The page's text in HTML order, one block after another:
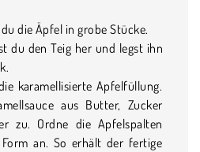
die Äpfel in grobe Stücke.
du den Teig her und legst ihn
karamellisierte Apfelfüllung.
aus Butter, Zucker
zu. Ordne die Apfelspalten
an. So erhält der fertige